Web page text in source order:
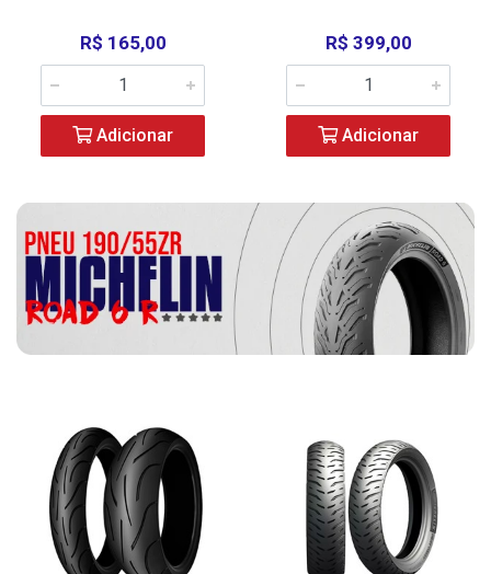
R$ 165,00
Adicionar
R$ 399,00
Adicionar